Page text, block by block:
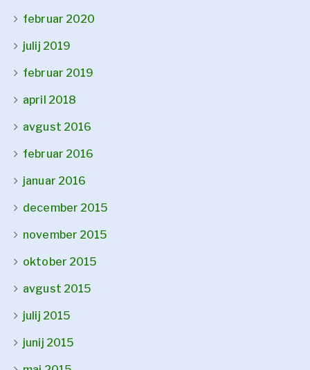
februar 2020
julij 2019
februar 2019
april 2018
avgust 2016
februar 2016
januar 2016
december 2015
november 2015
oktober 2015
avgust 2015
julij 2015
junij 2015